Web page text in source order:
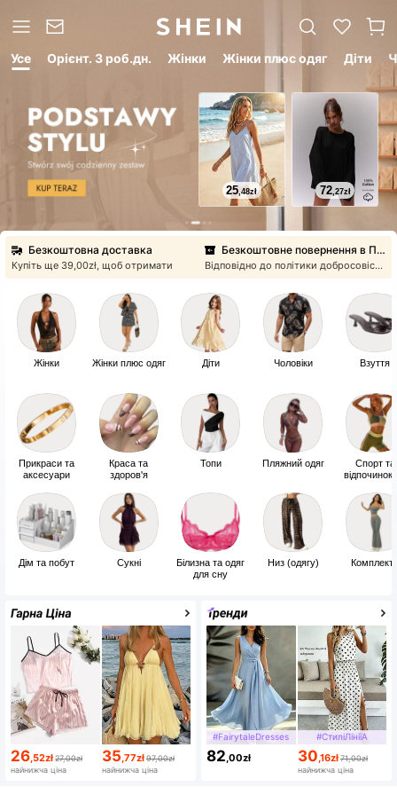
Усе Орiєнт. 3 роб.дн. Жінки Жінки плюс одяг Діти
25,48zł 72,27zł
Безкоштовна доставка
Купіть ще ⁦39,00zł⁩, щоб отримати
Інформація
про доставку
Орiєнт. 3 роб.дн.
Купити зараз
Безкоштовне повернення в Польщі
Відповідно до політики добросовісного використання
Інформація
про доставку
Орiєнт. 3 роб.дн.
Купити зараз
Жінки
Прикраси та
аксесуари
Дім та побут
Жінки плюс одяг
Краса та
здоров'я
Сукні
Діти
Топи
Білизна та одяг
для сну
Чоловіки
Пляжний одяг
Низ (одягу)
Взуття
Спорт та
відпочинок
26 ,52zł 27,00zł
найнижча ціна
35 ,77zł 97,00zł
найнижча ціна
#FairytaleDresses
82 ,00zł
#СтиліЛініїА
30 ,16zł 71,00zł
найнижча ціна